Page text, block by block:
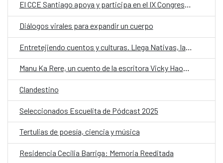
El CCE Santiago apoya y participa en el IX Congreso Iberoamericano de Cultura que se celebra en Chile
Diálogos virales para expandir un cuerpo
Manu Ka Rere, un cuento de la escritora Vicky Haoa, inaugura la cuarta edición de Cuentos en RedManu Ka Rere, un cuento de la escritora Vicky Haoa, inaugura la cuarta edición de Cuentos en Red
Clandestino
Seleccionados Escuelita de Pódcast 2025
Tertulias de poesía, ciencia y música
Residencia Cecilia Barriga: Memoria Reeditada